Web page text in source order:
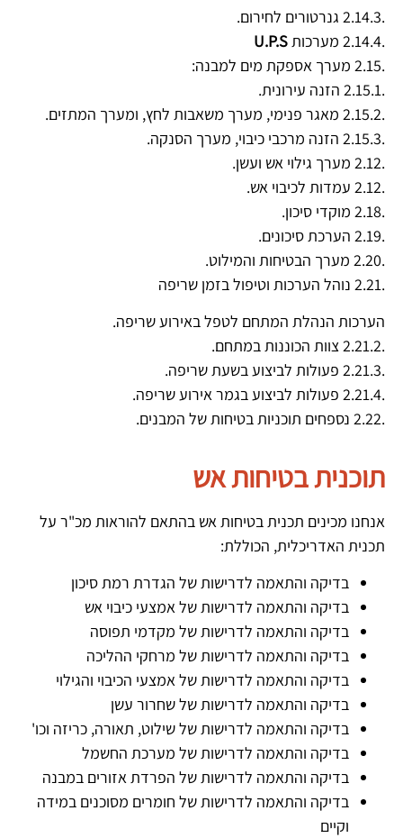
.2.14.3 גנרטורים לחירום.
.2.14.4 מערכות
U.P.S
.2.15 מערך אספקת מים למבנה:
.2.15.1 הזנה עירונית.
.2.15.2 מאגר פנימי, מערך משאבות לחץ, ומערך המתזים.
.2.15.3 הזנה מרכבי כיבוי, מערך הסנקה.
.2.12 מערך גילוי אש ועשן.
.2.12 עמדות לכיבוי אש.
.2.18 מוקדי סיכון.
.2.19 הערכת סיכונים.
.2.20 מערך הבטיחות והמילוט.
.2.21 נוהל הערכות וטיפול בזמן שריפה
הערכות הנהלת המתחם לטפל באירוע שריפה.
.2.21.2 צוות הכוננות במתחם.
.2.21.3 פעולות לביצוע בשעת שריפה.
.2.21.4 פעולות לביצוע בגמר אירוע שריפה.
.2.22 נספחים תוכניות בטיחות של המבנים.
תוכנית בטיחות אש
אנחנו מכינים תכנית בטיחות אש בהתאם להוראות מכ"ר על
תכנית האדריכלית, הכוללת:
בדיקה והתאמה לדרישות של הגדרת רמת סיכון
בדיקה והתאמה לדרישות של אמצעי כיבוי אש
בדיקה והתאמה לדרישות של מקדמי תפוסה
בדיקה והתאמה לדרישות של מרחקי ההליכה
בדיקה והתאמה לדרישות של אמצעי הכיבוי והגילוי
בדיקה והתאמה לדרישות של שחרור עשן
בדיקה והתאמה לדרישות של שילוט, תאורה, כריזה וכו'
בדיקה והתאמה לדרישות של מערכת החשמל
בדיקה והתאמה לדרישות של הפרדת אזורים במבנה
בדיקה והתאמה לדרישות של חומרים מסוכנים במידה
וקיים